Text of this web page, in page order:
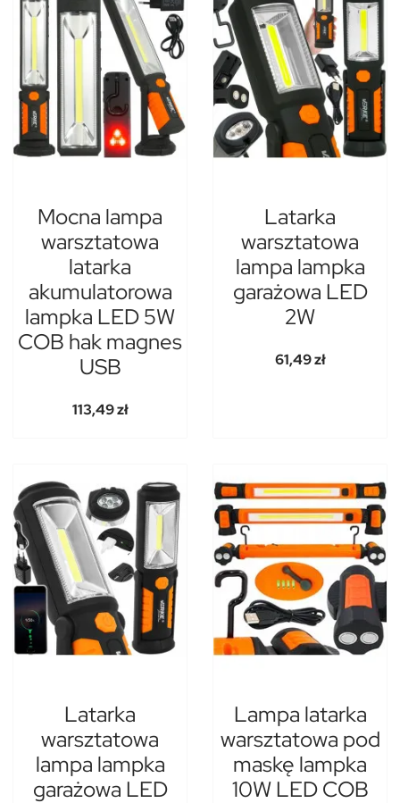
Mocna lampa
warsztatowa
latarka
akumulatorowa
lampka LED 5W
COB hak magnes
USB
113,49 zł
Latarka
warsztatowa
lampa lampka
garażowa LED
2W
61,49 zł
Latarka
warsztatowa
lampa lampka
garażowa LED
Lampa latarka
warsztatowa pod
maskę lampka
10W LED COB